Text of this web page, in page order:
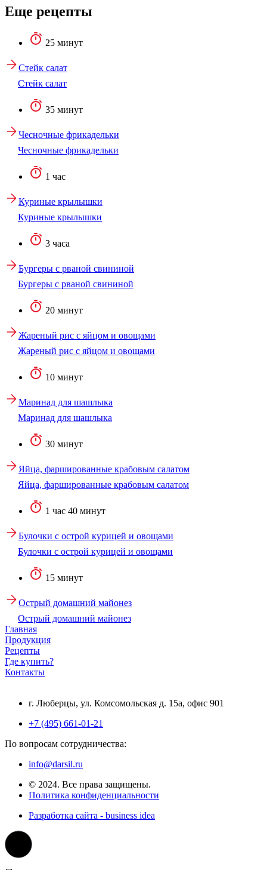
Еще рецепты
25 минут
Стейк салат
Стейк салат
35 минут
Чесночные фрикадельки
Чесночные фрикадельки
1 час
Куриные крылышки
Куриные крылышки
3 часа
Бургеры с рваной свининой
Бургеры с рваной свининой
20 минут
Жареный рис с яйцом и овощами
Жареный рис с яйцом и овощами
10 минут
Маринад для шашлыка
Маринад для шашлыка
30 минут
Яйца, фаршированные крабовым салатом
Яйца, фаршированные крабовым салатом
1 час 40 минут
Булочки с острой курицей и овощами
Булочки с острой курицей и овощами
15 минут
Острый домашний майонез
Острый домашний майонез
Главная
Продукция
Рецепты
Где купить?
Контакты
г. Люберцы, ул. Комсомольская д. 15а, офис 901
+7 (495) 661-01-21
По вопросам сотрудничества:
info@darsil.ru
© 2024. Все права защищены.
Политика конфиденциальности
Разработка сайта - business idea